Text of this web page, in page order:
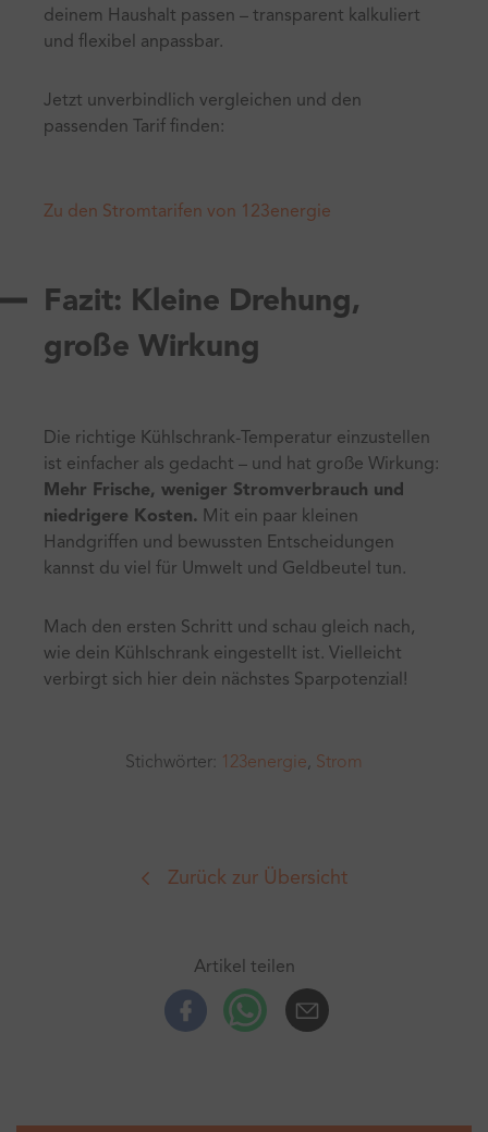
deinem Haushalt passen – transparent kalkuliert
und flexibel anpassbar.
Jetzt unverbindlich vergleichen und den
passenden Tarif finden:
Zu den Stromtarifen von 123energie
Fazit: Kleine Drehung,
große Wirkung
Die richtige Kühlschrank-Temperatur einzustellen
ist einfacher als gedacht – und hat große Wirkung:
Mehr Frische, weniger Stromverbrauch und
niedrigere Kosten. Mit ein paar kleinen
Handgriffen und bewussten Entscheidungen
kannst du viel für Umwelt und Geldbeutel tun.
Mach den ersten Schritt und schau gleich nach,
wie dein Kühlschrank eingestellt ist. Vielleicht
verbirgt sich hier dein nächstes Sparpotenzial!
Stichwörter: 123energie, Strom
Zurück zur Übersicht
Artikel teilen
FacebookWhatsup